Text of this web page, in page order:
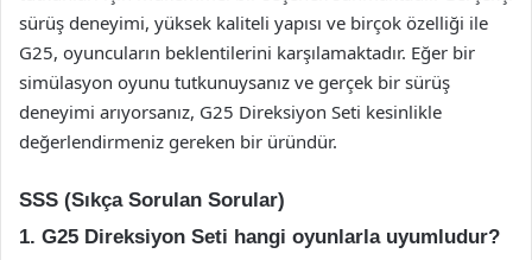
sürüş deneyimi, yüksek kaliteli yapısı ve birçok özelliği ile
G25, oyuncuların beklentilerini karşılamaktadır. Eğer bir
simülasyon oyunu tutkunuysanız ve gerçek bir sürüş
deneyimi arıyorsanız, G25 Direksiyon Seti kesinlikle
değerlendirmeniz gereken bir üründür.
SSS (Sıkça Sorulan Sorular)
1. G25 Direksiyon Seti hangi oyunlarla uyumludur?